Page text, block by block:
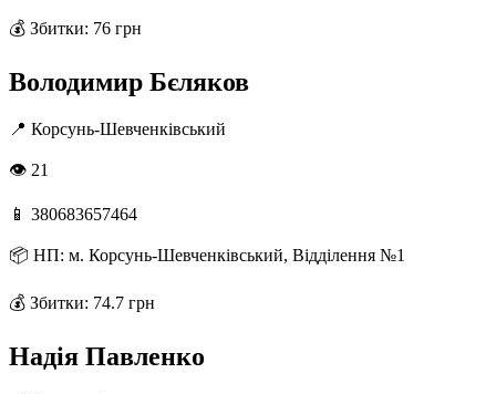
💰 Збитки: 76 грн
Володимир Бєляков
📍 Корсунь-Шевченківський
👁 21
📱 380683657464
📦 НП: м. Корсунь-Шевченківський, Відділення №1
💰 Збитки: 74.7 грн
Надія Павленко